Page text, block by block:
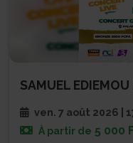
SAMUEL
ven. 7 août 2026 |
À partir de 5 000